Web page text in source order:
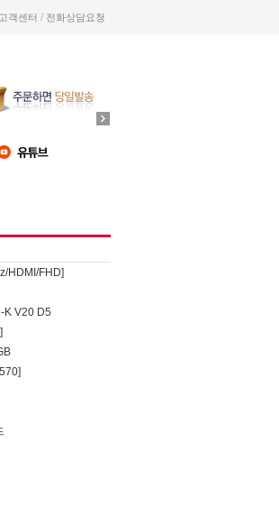
고객센터 / 전화상담요청
HDMI/FHD]
K V20 D5